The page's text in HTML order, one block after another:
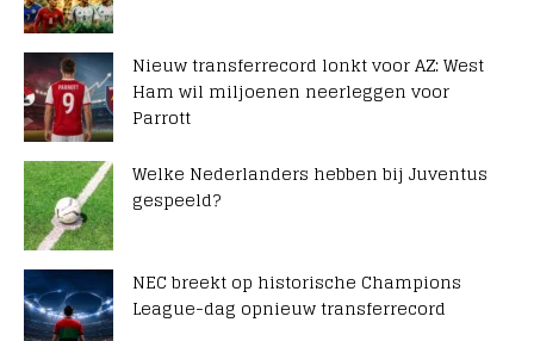
Nieuw transferrecord lonkt voor AZ: West
Ham wil miljoenen neerleggen voor
Parrott
Welke Nederlanders hebben bij Juventus
gespeeld?
NEC breekt op historische Champions
League-dag opnieuw transferrecord